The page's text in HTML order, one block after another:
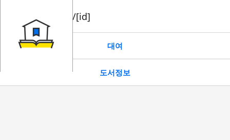
book/rent/[id]
대여
도서정보